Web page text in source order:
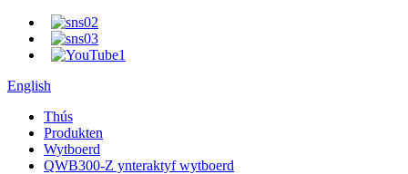
English
Thús
Produkten
Wytboerd
QWB300-Z ynteraktyf wytboerd